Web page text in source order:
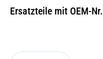
Ersatzteile mit OEM-